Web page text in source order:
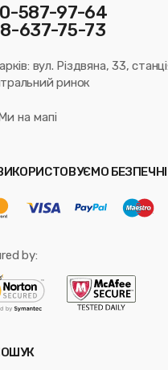
587-97-64
637-75-73
вул. Різдвяна, 33,
ринок
на мапі
by: